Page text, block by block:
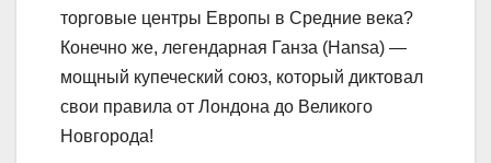
торговые центры Европы в Средние века?
Конечно же, легендарная Ганза (Hansa) —
мощный купеческий союз, который диктовал
свои правила от Лондона до Великого
Новгорода!